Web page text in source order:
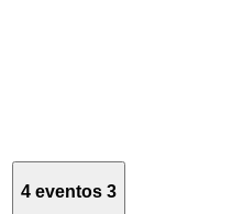
4 eventos 3